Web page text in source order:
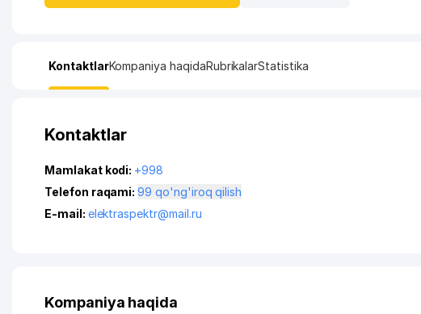
KontaktlarKompaniya haqidaRubrikalarStatistika
Kontaktlar
Mamlakat kodi: +998
Telefon raqami:
99 qo'ng'iroq qilish
E-mail: elektraspektr@mail.ru
Kompaniya haqida